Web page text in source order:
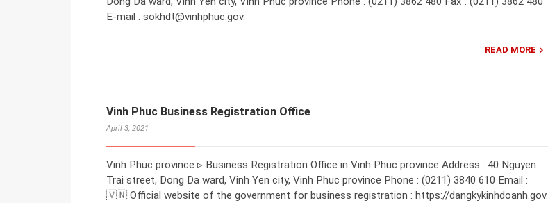
E-mail : sokhdt@vinhphuc.gov.
READ MORE
Vinh Phuc Business Registration Office
April 3, 2021
Vinh Phuc province ▹ Business Registration Office in Vinh Phuc province Address : 40 Nguyen
Trai street, Dong Da ward, Vinh Yen city, Vinh Phuc province Phone : (0211) 3840 610 Email :
🇻🇳 Official website of the government for business registration : https://dangkykinhdoanh.gov.